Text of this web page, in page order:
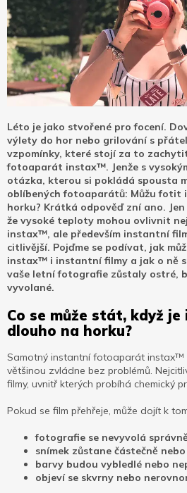
Léto je jako stvořené pro focení.
výlety do hor nebo grilování s
vzpomínky, které stojí za to
fotoaparát instax™. Jenže s
otázka, kterou si pokládá spousta
oblíbených fotoaparátů: Můžu fotit
horku? Krátká odpověď zní ano.
že vysoké teploty mohou ovlivnit
instax™, ale především instantní
citlivější. Pojďme se podívat, jak
instax™ i instantní filmy a jak o ně
vaše letní fotografie zůstaly ostré,
vyvolané.
Co se může stát, když
dlouho na horku?
Samotný instantní fotoaparát instax™
většinou zvládne bez problémů.
filmy, uvnitř kterých probíhá chemický
Pokud se film přehřeje, může dojít k
fotografie se nevyvolá
snímek zůstane částečně
barvy budou vybledlé nebo
objeví se skvrny nebo